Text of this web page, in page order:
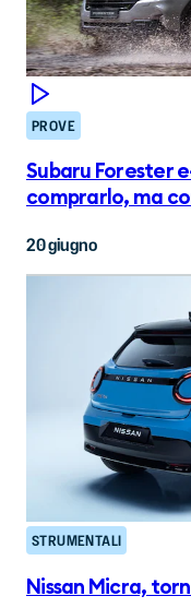
PROVE
Subaru Forester
comprarlo, ma
20 giugno
STRUMENTALI
Nissan Micra,